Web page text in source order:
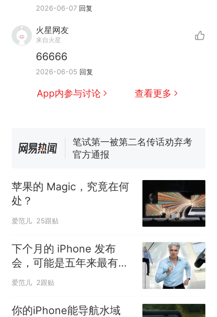
2026-06-07 回复
火星网友
来自火星
66666
2026-06-05 回复
App内参与讨论 查看更多
热 那个在床头放菜刀的女孩，
号，仅凭视频评出？中国烹饪
协会回应
男子上山采菌偶然发现鸡枞菌
来源：参考消息）
笔试第一被第二名传话劝弃考
官方通报
因老师一句“跟我回家”改写了
人生
苹果的 Magic，究竟在何
处？
爱范儿 25跟贴
下个月的 iPhone 发布
会，可能是五年来最有
「活人感」的一次
爱范儿 2跟贴
你的iPhone能导航水域